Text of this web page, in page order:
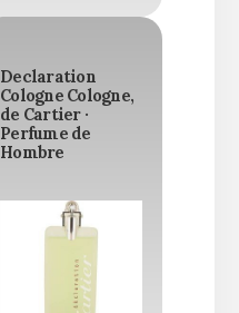
Declaration
Cologne Cologne,
de Cartier ·
Perfume de
Hombre